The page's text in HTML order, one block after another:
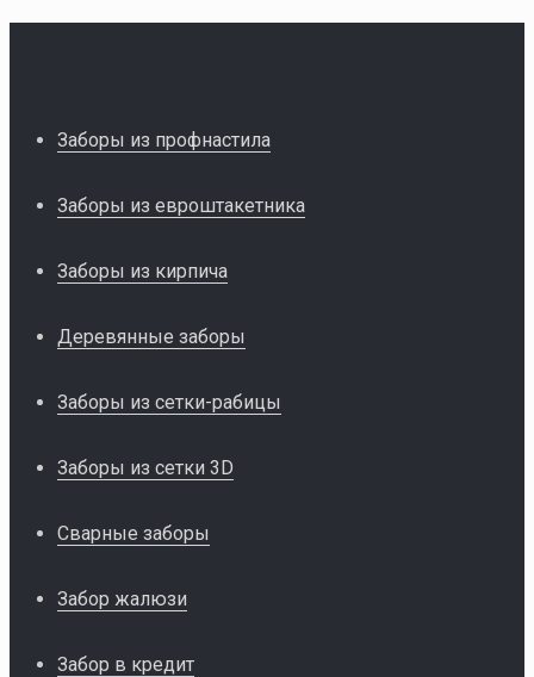
Заборы из профнастила
Заборы из евроштакетника
Заборы из кирпича
Деревянные заборы
Заборы из сетки-рабицы
Заборы из сетки 3D
Сварные заборы
Забор жалюзи
Забор в кредит